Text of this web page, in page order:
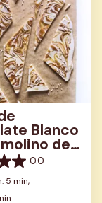
Blanco
de
y 0.0
5 min,